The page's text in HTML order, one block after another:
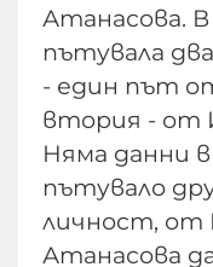
Атанасова.
пътувала
- един път
втория - от
Няма данни
пътувало
личност, от
Атанасова